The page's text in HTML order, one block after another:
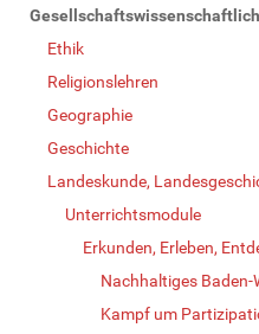
Ethik
Religionslehren
Geographie
Geschichte
Landeskunde,
Unterrichtsmodule
Erkunden, Erleben,
Nachhaltiges
Kampf um